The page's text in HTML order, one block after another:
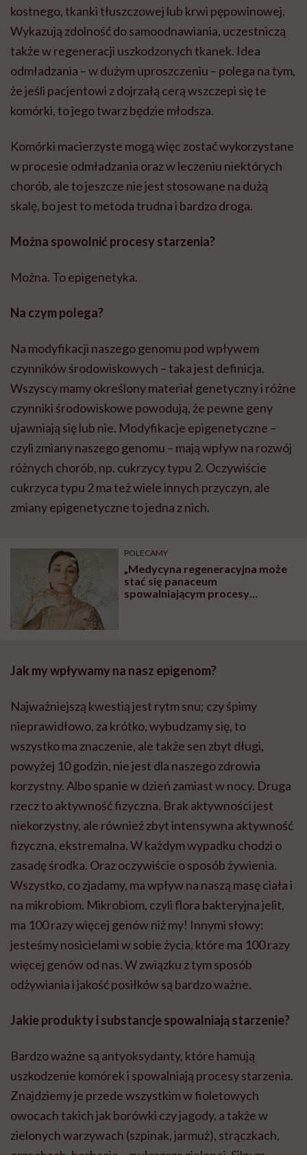
kostnego, tkanki tłuszczowej lub krwi pępowinowej.
Wykazują zdolność dosamoodnawiania, uczestniczą
także w regeneracji uszkodzonych tkanek. Idea
odmładzania – w dużym uproszczeniu – polega na tym,
że jeśli pacjentowi z dojrzałą cerą wszczepi się te
komórki, to jego twarz będzie młodsza.
Komórki macierzyste mogą więc zostać wykorzystane
w procesie odmładzania oraz w leczeniu niektórych
chorób, ale to jeszcze nie jest stosowane na dużą
skalę, bo jest to metoda trudna i bardzo droga.
Można spowolnić procesy starzenia?
Można. Toepigenetyka.
Na czym polega?
Na modyfikacji naszego genomu pod wpływem
czynników środowiskowych – taka jest definicja.
Wszyscy mamy określony materiał genetyczny i różne
czynniki środowiskowe powodują, że pewne geny
ujawniają się lub nie. Modyfikacje epigenetyczne –
czyli zmiany naszego genomu – mają wpływ na rozwój
różnych chorób, np. cukrzycy typu 2. Oczywiście
cukrzyca typu 2 ma też wiele innych przyczyn, ale
zmiany epigenetyczne to jedna z nich.
POLECAMY
„Medycyna regeneracyjna może
stać się panaceum
spowalniającym procesy
Jak my wpływamy na nasz epigenom?
Najważniejszą kwestią jest rytm snu; czy śpimy
nieprawidłowo, za krótko, wybudzamy się, to
wszystko ma znaczenie, ale także sen zbyt długi,
powyżej 10 godzin, nie jest dla naszego zdrowia
korzystny. Albo spanie w dzień zamiast w nocy. Druga
rzecz to aktywność fizyczna. Brak aktywności jest
niekorzystny, ale również zbyt intensywna aktywność
fizyczna, ekstremalna. W każdym wypadku chodzi o
zasadę środka. Oraz oczywiście o sposób żywienia.
Wszystko, co zjadamy, ma wpływ na naszą masę ciała i
na mikrobiom. Mikrobiom, czyli flora bakteryjna jelit,
ma 100 razy więcej genów niż my! Innymi słowy:
jesteśmy nosicielami w sobie życia, które ma 100 razy
więcej genów od nas. W związku z tym sposób
odżywiania i jakość posiłków są bardzo ważne.
Jakie produkty i substancje spowalniają starzenie?
Bardzo ważne są antyoksydanty, które hamują
uszkodzenie komórek i spowalniają procesy starzenia.
Znajdziemy je przede wszystkim w fioletowych
owocach takich jak borówki czy jagody, a także w
zielonych warzywach (szpinak, jarmuż), strączkach,